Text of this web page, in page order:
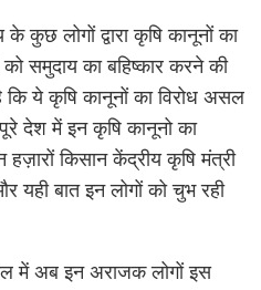
लोगों द्वारा कृषि कानूनों का
समुदाय का बहिष्कार करने की
ये कृषि कानूनों का विरोध असल
देश में इन कृषि कानूनो का
हज़ारों किसान केंद्रीय कृषि मंत्री
यही बात इन लोगों को चुभ रही
में अब इन अराजक लोगों इस